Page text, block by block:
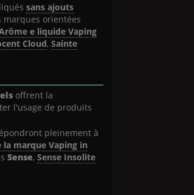
sans ajouts
marques orientées
e liquide Vaping
Cloud,Sainte
offrent la
l'usage de produits
pleinement à
marque Vaping in
Sense,Sense Insolite